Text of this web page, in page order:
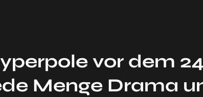
vor dem
Menge Drama